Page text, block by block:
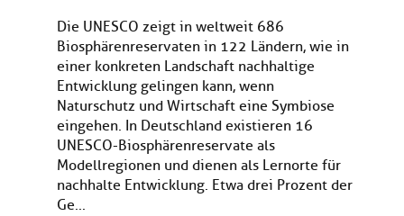
Die UNESCO zeigt in weltweit 686
Biosphärenreservaten in 122 Ländern, wie in
einer konkreten Landschaft nachhaltige
Entwicklung gelingen kann, wenn
Naturschutz und Wirtschaft eine Symbiose
eingehen. In Deutschland existieren 16
UNESCO-Biosphärenreservate als
Modellregionen und dienen als Lernorte für
nachhalte Entwicklung. Etwa drei Prozent der
Ge...